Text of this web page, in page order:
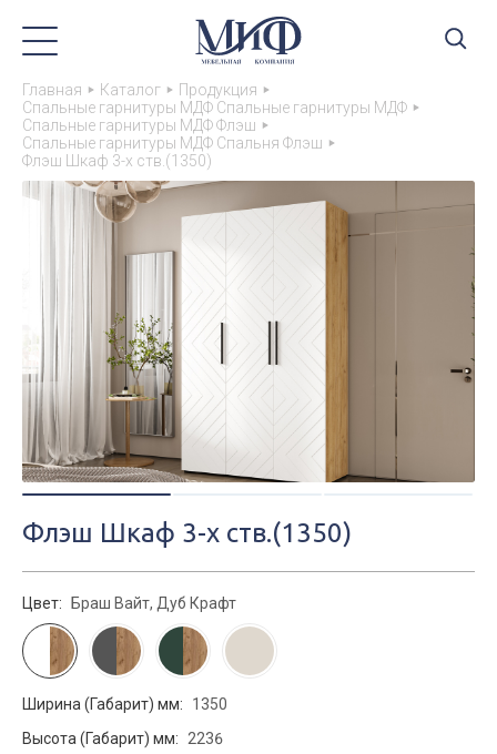
Главная Каталог
Продукция
Спальные гарнитуры МДФ Спальные гарнитуры МДФ
Спальные гарнитуры МДФ Флэш
Спальные гарнитуры МДФ Спальня Флэш
Флэш Шкаф 3-х ств.(1350)
Флэш Шкаф 3-х ств.(1350)
Цвет: Браш Вайт, Дуб Крафт
Ширина (Габарит) мм:
1350
Высота (Габарит) мм:
2236